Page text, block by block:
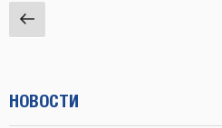
Навигация
по
Предыдущая
страница
Страница
НОВОСТИ